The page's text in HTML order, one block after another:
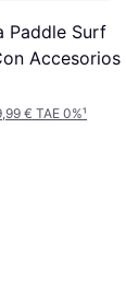
Paddle Surf
Accesorios
€ TAE 0%¹